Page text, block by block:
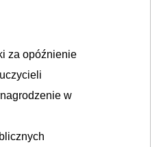
za opóźnienie
w